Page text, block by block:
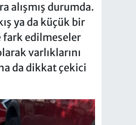
alışmış durumda.
ya da küçük bir
fark edilmeseler
varlıklarını
da dikkat çekici